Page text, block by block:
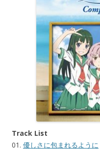
Track List
01. 優しさに包まれるように